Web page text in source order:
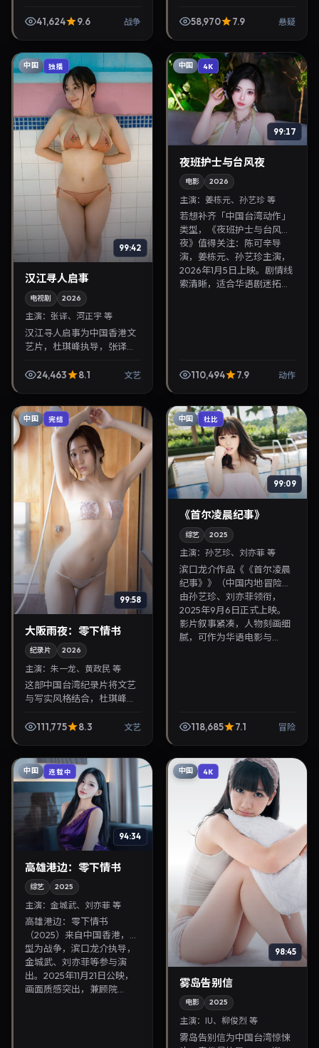
9日上映。剧情线索清晰，
41,624 9.6 战争
丽热巴、朱智勋等参与演
58,970 7.9 悬疑
中国 独播
99:42
汉江寻人启事
电视剧 2026
主演： 张译、河正宇 等
汉江寻人启事为中国香港文
艺片，杜琪峰执导，张译、
月2日首映，讲述人性抉择
24,463 8.1 文艺
中国 4K
99:17
夜班护士与台风夜
电影 2026
主演：姜栋元、孙艺珍 等
若想补齐「中国台湾动作」
类型，《夜班护士与台风
夜》值得关注：陈可辛导
演，姜栋元、孙艺珍主演，
2026年1月5日上映。剧情线
索清晰，适合华语剧迷拓...
110,494 7.9 动作
中国 完结
99:58
大阪雨夜：零下情书
纪录片 2026
主演： 朱一龙、黄政民 等
这部中国台湾纪录片将文艺
与写实风格结合，杜琪峰掌
角。2026年2月22日与观众
111,775 8.3 文艺
中国 杜比
99:09
《首尔凌晨纪事》
综艺 2025
主演：孙艺珍、刘亦菲 等
滨口龙介作品《《首尔凌晨
纪事》》（中国内地·冒险）
由孙艺珍、刘亦菲领衔，
2025年9月6日正式上映。
影片叙事紧凑，人物刻画细
腻，可作为华语电影与...
118,685 7.1 冒险
中国 连载中
94:34
高雄港边：零下情书
综艺 2025
主演： 金城武、刘亦菲 等
高雄港边：零下情书
（2025）来自中国香港，类
型为战争，滨口龙介执导，
金城武、刘亦菲等参与演
出。2025年11月21日公映，
画面质感突出，兼顾院...
中国 4K
98:45
雾岛告别信
电影 2025
主演： IU、柳俊烈 等
雾岛告别信为中国台湾惊悚